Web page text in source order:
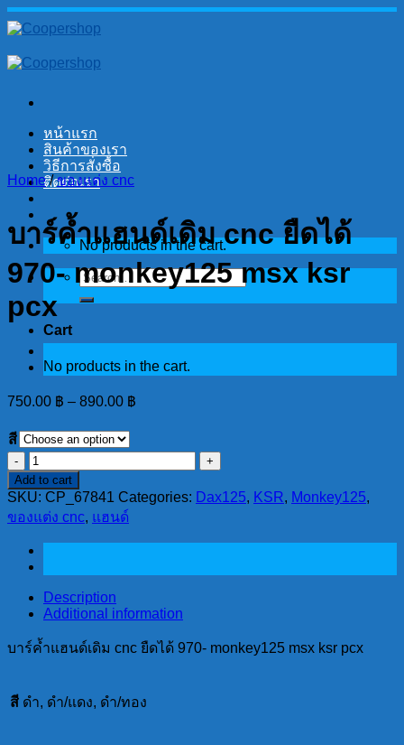
Skip
to
หน้าแรก
สินค้าของเรา
วิธีการสั่งซื้อ
ติดต่อเรา
No products in the cart.
Search
for:
Cart
No products in the cart.
Home / ของแต่ง cnc
บาร์ค้ำแฮนด์เดิม cnc ยืดได้
970- monkey125 msx ksr
pcx
750.00 ฿ – 890.00 ฿
สี
บาร์
ค้ำ
แฮนด์
cnc
ยืด
970-
msx
Add to cart
SKU: CP_67841 Categories: Dax125, KSR, Monkey125,
ของแต่ง cnc, แฮนด์
Description
Additional information
บาร์ค้ำแฮนด์เดิม cnc ยืดได้ 970- monkey125 msx ksr pcx
สี ดำ, ดำ/แดง, ดำ/ทอง